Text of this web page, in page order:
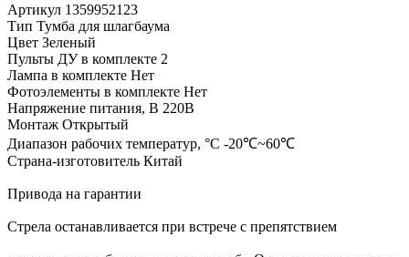
Артикул 1359952123
Тип Тумба для шлагбаума
Цвет Зеленый
Пульты ДУ в комплекте 2
Лампа в комплекте Нет
Фотоэлементы в комплекте Нет
Напряжение питания, В 220В
Монтаж Открытый
Диапазон рабочих температур, °С -20℃~60℃
Страна-изготовитель Китай
Привода на гарантии
Стрела останавливается при встрече с препятствием